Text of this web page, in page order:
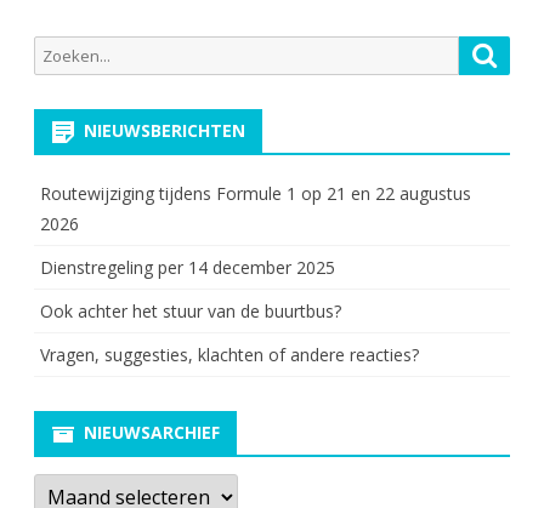
Zoeken
naar:
NIEUWSBERICHTEN
Routewijziging tijdens Formule 1 op 21 en 22 augustus
2026
Dienstregeling per 14 december 2025
Ook achter het stuur van de buurtbus?
Vragen, suggesties, klachten of andere reacties?
NIEUWSARCHIEF
Nieuwsarchief